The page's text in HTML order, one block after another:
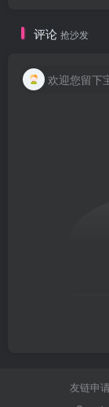
评论 抢沙发
欢迎您留下
友链申